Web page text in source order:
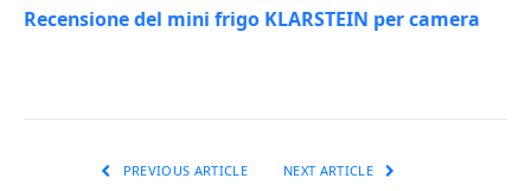
Recensione del mini frigo KLARSTEIN per camera
PREVIOUS ARTICLE NEXT ARTICLE